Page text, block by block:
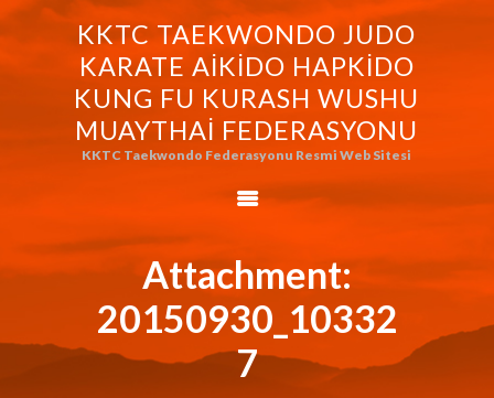
KKTC TAEKWONDO JUDO
KARATE AIKIDO HAPKIDO
KUNG FU KURASH WUSHU
MUAYTHAI FEDERASYONU
KKTC Taekwondo Federasyonu Resmi Web Sitesi
Attachment:
20150930_10332
7
KKTC TAEKWONDO JUDO KARATE
AIKIDO HAPKIDO KUNG FU KURASH
WUSHU MUAYTHAI FEDERASYONU
KKTC Taekwondo Federasyonu Resmi Web Sitesi
FEDERASYONUMUZ
TAEKWONDO
FEDERASYONU
WORLD BUDO
MARTIALARTS
MOK-EZG-2000/2013